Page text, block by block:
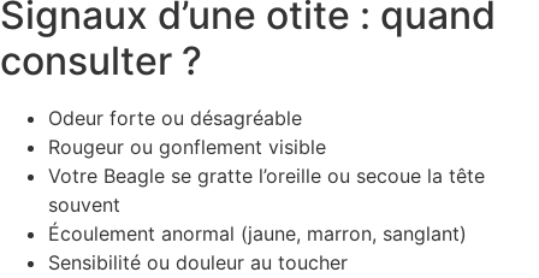
Signaux d’une otite : quand
consulter ?
Odeur forte ou désagréable
Rougeur ou gonflement visible
Votre Beagle se gratte l’oreille ou secoue la tête
souvent
Écoulement anormal (jaune, marron, sanglant)
Sensibilité ou douleur au toucher